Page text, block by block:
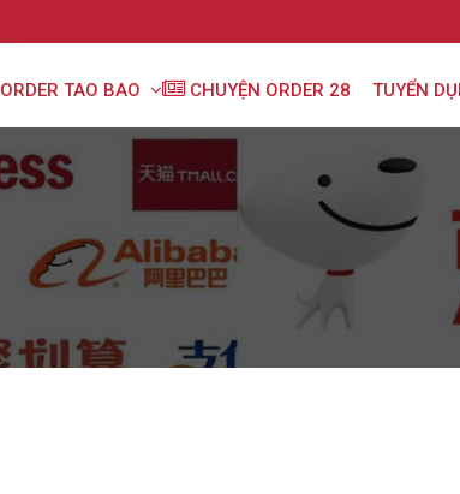
ORDER TAO BAO CHUYỆN ORDER 28 TUYỂN